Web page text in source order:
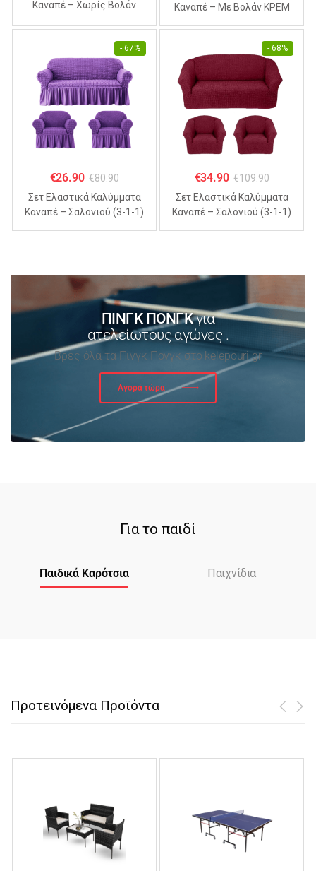
Καναπέ – Χωρίς Βολάν
Καναπέ – Με Βολάν ΚΡΕΜ
- 67%
€26.90 €80.90
Σετ Ελαστικά Καλύμματα
Καναπέ – Σαλονιού (3-1-1)
- 68%
€34.90 €109.90
Σετ Ελαστικά Καλύμματα
Καναπέ – Σαλονιού (3-1-1)
ΠΙΝΓΚ ΠΟΝΓΚγια
ατελείωτους αγώνες .
Βρες όλα τα Πινγκ Πονγκ στο kelepouri.gr
Αγορά τώρα
Για το παιδί
Παιδικά Καρότσια Παιχνίδια
Προτεινόμενα Προϊόντα